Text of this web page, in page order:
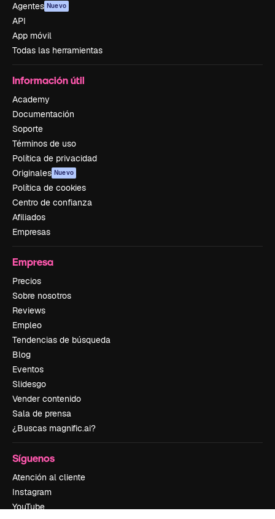
Agentes Nuevo
API
App móvil
Todas las herramientas
Información útil
Academy
Documentación
Soporte
Términos de uso
Política de privacidad
Originales Nuevo
Política de cookies
Centro de confianza
Afiliados
Empresas
Empresa
Precios
Sobre nosotros
Reviews
Empleo
Tendencias de búsqueda
Blog
Eventos
Slidesgo
Vender contenido
Sala de prensa
¿Buscas magnific.ai?
Síguenos
Atención al cliente
Instagram
YouTube